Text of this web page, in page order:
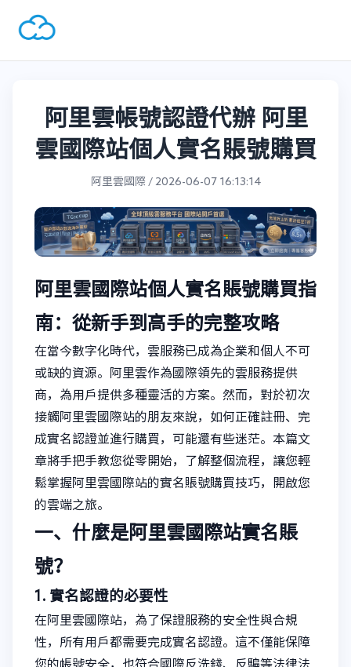
阿里雲帳號認證代辦 阿里
雲國際站個人實名賬號購買
阿里雲國際 / 2026-06-07 16:13:14
阿里雲國際站個人實名賬號購買指
南：從新手到高手的完整攻略
在當今數字化時代，雲服務已成為企業和個人不可
或缺的資源。阿里雲作為國際領先的雲服務提供
商，為用戶提供多種靈活的方案。然而，對於初次
接觸阿里雲國際站的朋友來說，如何正確註冊、完
成實名認證並進行購買，可能還有些迷茫。本篇文
章將手把手教您從零開始，了解整個流程，讓您輕
鬆掌握阿里雲國際站的實名賬號購買技巧，開啟您
的雲端之旅。
一、什麼是阿里雲國際站實名賬
號？
1. 實名認證的必要性
在阿里雲國際站，為了保證服務的安全性與合規
性，所有用戶都需要完成實名認證。這不僅能保障
您的帳號安全，也符合國際反洗錢、反騙等法律法